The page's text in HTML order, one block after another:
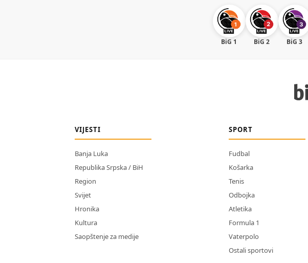
BiG 1 BiG 2 BiG 3
VIJESTI
Banja Luka
Republika Srpska / BiH
Region
Svijet
Hronika
Kultura
Saopštenje za medije
SPORT
Fudbal
Košarka
Tenis
Odbojka
Atletika
Formula 1
Vaterpolo
Ostali sportovi